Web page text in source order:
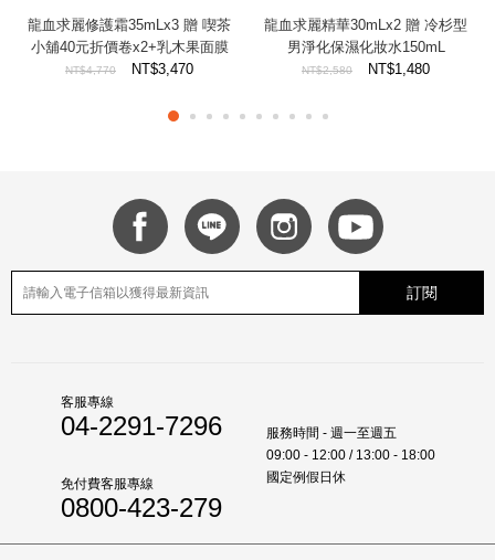
龍血求麗修護霜35mLx3 贈 喫茶
小舖40元折價卷x2+乳木果面膜
22mL x 5pcs
NT$4,770 NT$3,470
龍血求麗精華30mLx2 贈 冷杉型
男淨化保濕化妝水150mL
NT$2,580 NT$1,480
訂閱
客服專線
04-2291-7296
免付費客服專線
0800-423-279
服務時間 - 週一至週五
09:00 - 12:00 / 13:00 - 18:00
國定例假日休